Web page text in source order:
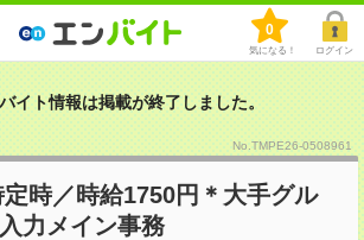
0
気になる！ ログイン
イト情報は掲載が終了しました。
No.TMPE26-0508961
時／時給1750円＊大手グル
力メイン事務